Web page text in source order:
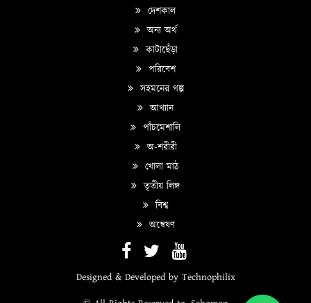
দেশকাল
অন্য অর্থ
কাটাছেঁড়া
পরিবেশ
সহমনের গল্প
আখ্যান
পাঁচমেশালি
অ-শরীরী
খোলা মাঠ
তৃতীয় লিঙ্গ
বিশ্ব
অন্বেষণ
Designed & Developed by Technophilix